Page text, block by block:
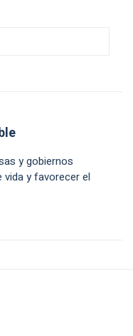
y gobiernos
vida y favorecer el